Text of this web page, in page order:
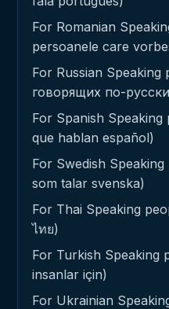
For Romanian
persoanele care
For Russian
говорящих по-
For Spanish
que hablan español)
For Swedish
som talar svenska)
For Thai Speaking
ไทย)
For Turkish Speaking
insanlar için)
For Ukrainian